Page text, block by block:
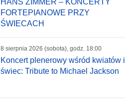
HANS ZIMMER – KONCERTY
FORTEPIANOWE PRZY
ŚWIECACH
8 sierpnia 2026 (sobota), godz. 18:00
Koncert plenerowy wśród kwiatów i
świec: Tribute to Michael Jackson